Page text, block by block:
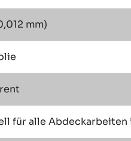
mm)
für alle Abdeckarbeiten